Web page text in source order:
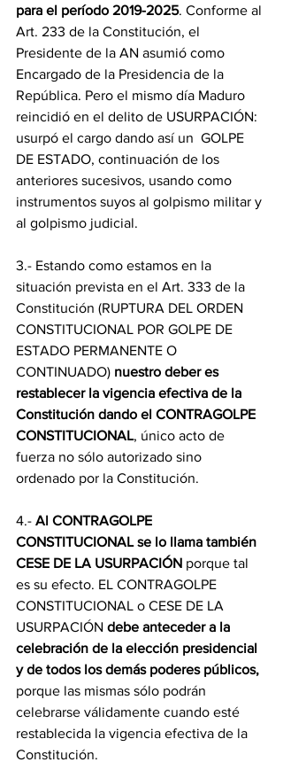
para el período 2019-2025. Conforme al
Art. 233 de la Constitución, el
Presidente de la AN asumió como
Encargado de la Presidencia de la
República. Pero el mismo día Maduro
reincidió en el delito de USURPACIÓN:
usurpó el cargo dando así un  GOLPE
DE ESTADO, continuación de los
anteriores sucesivos, usando como
instrumentos suyos al golpismo militar y
al golpismo judicial.
3.- Estando como estamos en la
situación prevista en el Art. 333 de la
Constitución (RUPTURA DEL ORDEN
CONSTITUCIONAL POR GOLPE DE
ESTADO PERMANENTE O
CONTINUADO) nuestro deber es
restablecer la vigencia efectiva de la
Constitución dando el CONTRAGOLPE
CONSTITUCIONAL, único acto de
fuerza no sólo autorizado sino
ordenado por la Constitución.
4.- Al CONTRAGOLPE
CONSTITUCIONAL se lo llama también
CESE DE LA USURPACIÓN porque tal
es su efecto. EL CONTRAGOLPE
CONSTITUCIONAL o CESE DE LA
USURPACIÓN debe anteceder a la
celebración de la elección presidencial
y de todos los demás poderes públicos,
porque las mismas sólo podrán
celebrarse válidamente cuando esté
restablecida la vigencia efectiva de la
Constitución.